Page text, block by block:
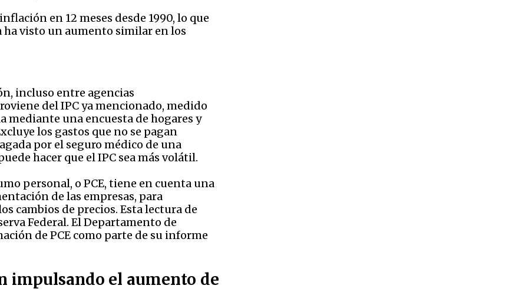
en 12 meses desde 1990, lo que
visto un aumento similar en los
incluso entre agencias
del IPC ya mencionado, medido
mediante una encuesta de hogares y
los gastos que no se pagan
por el seguro médico de una
hacer que el IPC sea más volátil.
personal, o PCE, tiene en cuenta una
de las empresas, para
cambios de precios. Esta lectura de
Federal. El Departamento de
de PCE como parte de su informe
impulsando el aumento de